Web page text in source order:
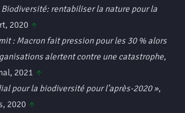
Biodiversité: rentabiliser la nature pour la
2020 ↑
: Macron fait pression pour les 30 % alors
alertent contre une catastrophe,
2021 ↑
pour la biodiversité pour l’après-2020 »,
2020 ↑